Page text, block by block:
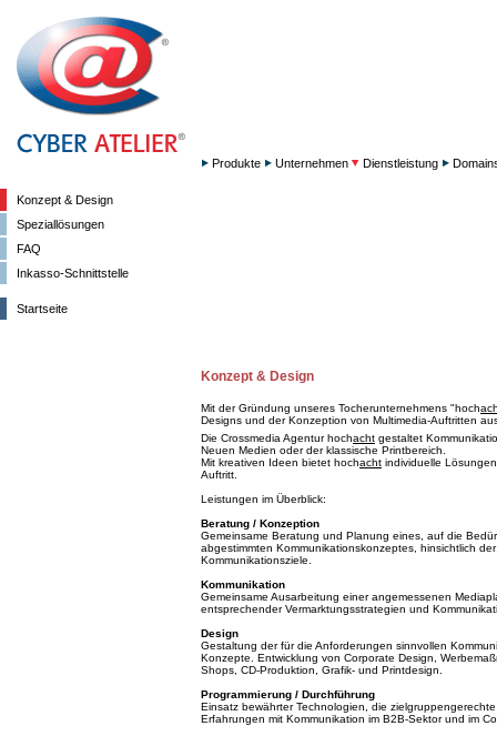
Konzept & Design
Speziallösungen
FAQ
Inkasso-Schnittstelle
Startseite
Produkte Unternehmen Dienstleistung
Konzept & Design
Mit der Gründung unseres Tocherunternehmens "hoch
Designs und der Konzeption von Multimedia-Auftritten
Die Crossmedia Agentur hochacht gestaltet
Neuen Medien oder der klassische Printbereich.
Mit kreativen Ideen bietet hochacht individuelle
Auftritt.
Leistungen im Überblick:
Beratung / Konzeption
Gemeinsame Beratung und Planung eines, auf die
abgestimmten Kommunikationskonzeptes, hinsichtlich
Kommunikationsziele.
Kommunikation
Gemeinsame Ausarbeitung einer angemessenen
entsprechender Vermarktungsstrategien und
Design
Gestaltung der für die Anforderungen sinnvollen
Konzepte. Entwicklung von Corporate Design,
Shops, CD-Produktion, Grafik- und Printdesign.
Programmierung / Durchführung
Einsatz bewährter Technologien, die
Erfahrungen mit Kommunikation im B2B-Sektor und im